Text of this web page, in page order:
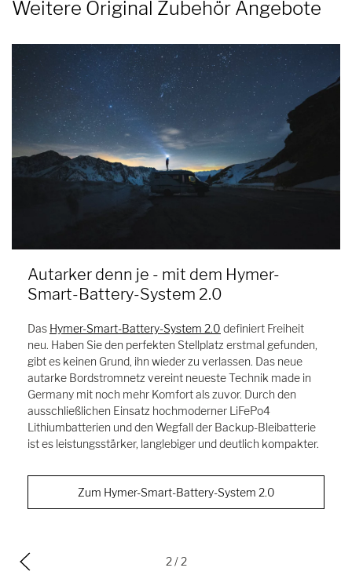
Weitere Original Zubehör Angebote
Autarker denn je - mit dem Hymer-
Smart-Battery-System 2.0
Das Hymer-Smart-Battery-System 2.0 definiert Freiheit
neu. Haben Sie den perfekten Stellplatz erstmal gefunden,
gibt es keinen Grund, ihn wieder zu verlassen. Das neue
autarke Bordstromnetz vereint neueste Technik made in
Germany mit noch mehr Komfort als zuvor. Durch den
ausschließlichen Einsatz hochmoderner LiFePo4
Lithiumbatterien und den Wegfall der Backup-Bleibatterie
ist es leistungsstärker, langlebiger und deutlich kompakter.
Zum Hymer-Smart-Battery-System 2.0
2/ 2